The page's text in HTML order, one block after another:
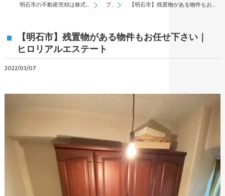
明石市の不動産売却は株式会社ヒロリアルエステート ブログ 【明石市】残置物がある物件もお任せ下さい｜ヒロリアルエステート
【明石市】残置物がある物件もお任せ下さい｜
ヒロリアルエステート
2022/03/07